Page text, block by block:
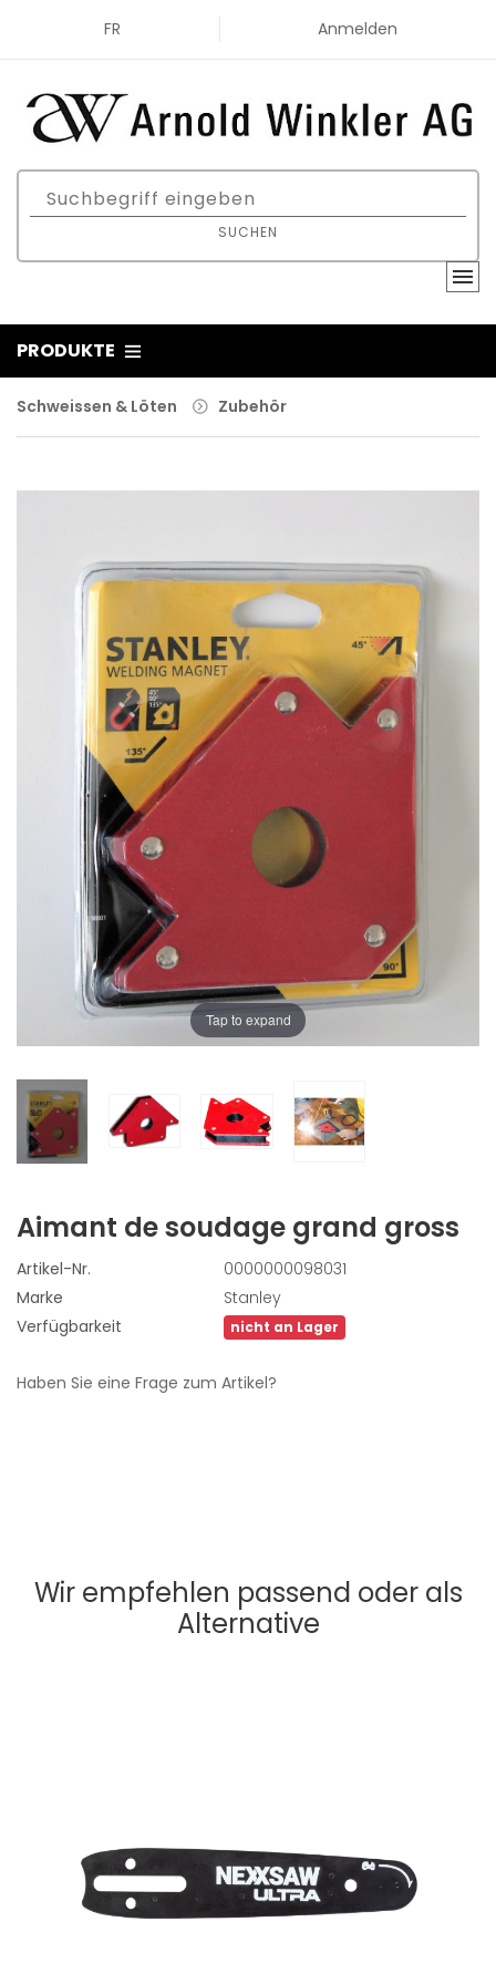
FR Anmelden
SUCHEN
PRODUKTE
Schweissen & Löten Zubehör
Tap to expand
Aimant de soudage grand gross
Artikel-Nr.
0000000098031
Marke
Stanley
Verfügbarkeit
nicht an Lager
Haben Sie eine Frage zum Artikel?
Wir empfehlen passend oder als
Alternative